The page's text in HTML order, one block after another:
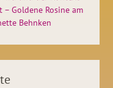
– Goldene Rosine am
Behnken